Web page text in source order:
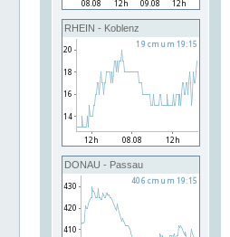
RHEIN - Koblenz
DONAU - Passau